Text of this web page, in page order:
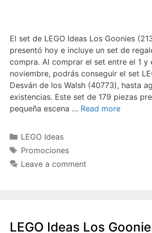
El set de LEGO Ideas Los Goonies
presentó hoy e incluye un set de
compra. Al comprar el set entre el 1 y
noviembre, podrás conseguir el set
Desván de los Walsh (40773), hasta
existencias. Este set de 179 piezas
pequeña escena … Read more
Categories
LEGO Ideas
Tags
Promociones
Leave a comment
LEGO Ideas Los